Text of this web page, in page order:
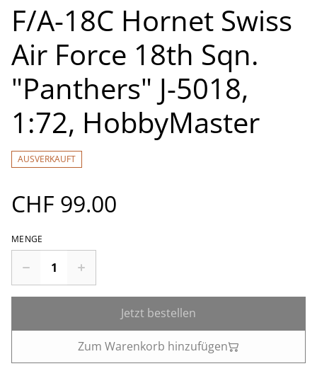
F/A-18C Hornet Swiss
Air Force 18th Sqn.
"Panthers" J-5018,
1:72, HobbyMaster
AUSVERKAUFT
CHF 99.00
MENGE
Jetzt bestellen
Zum Warenkorb hinzufügen